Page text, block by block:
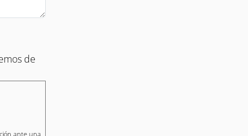
de
ante una